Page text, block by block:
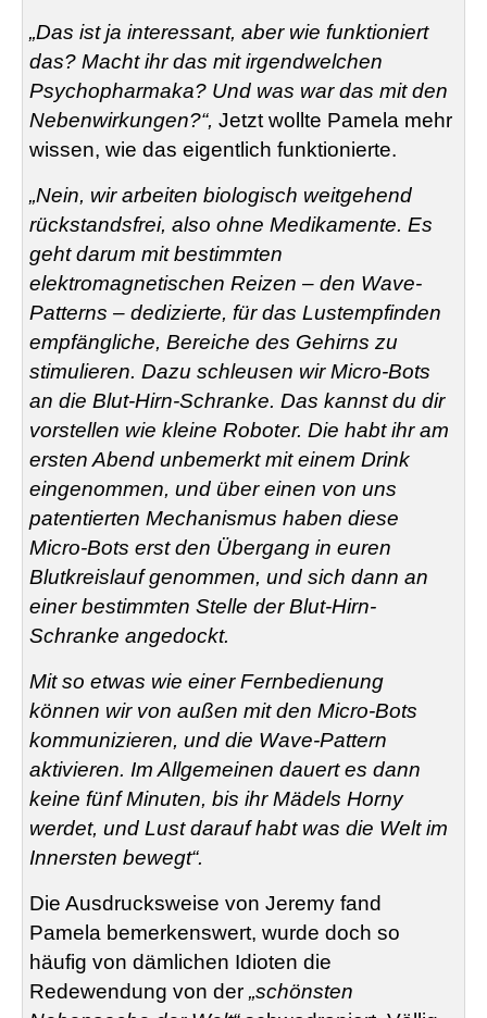
„Das ist ja interessant, aber wie funktioniert
das? Macht ihr das mit irgendwelchen
Psychopharmaka? Und was war das mit den
Nebenwirkungen?“, Jetzt wollte Pamela mehr
wissen, wie das eigentlich funktionierte.
„Nein, wir arbeiten biologisch weitgehend
rückstandsfrei, also ohne Medikamente. Es
geht darum mit bestimmten
elektromagnetischen Reizen – den Wave-
Patterns – dedizierte, für das Lustempfinden
empfängliche, Bereiche des Gehirns zu
stimulieren. Dazu schleusen wir Micro-Bots
an die Blut-Hirn-Schranke. Das kannst du dir
vorstellen wie kleine Roboter. Die habt ihr am
ersten Abend unbemerkt mit einem Drink
eingenommen, und über einen von uns
patentierten Mechanismus haben diese
Micro-Bots erst den Übergang in euren
Blutkreislauf genommen, und sich dann an
einer bestimmten Stelle der Blut-Hirn-
Schranke angedockt.
Mit so etwas wie einer Fernbedienung
können wir von außen mit den Micro-Bots
kommunizieren, und die Wave-Pattern
aktivieren. Im Allgemeinen dauert es dann
keine fünf Minuten, bis ihr Mädels Horny
werdet, und Lust darauf habt was die Welt im
Innersten bewegt“.
Die Ausdrucksweise von Jeremy fand
Pamela bemerkenswert, wurde doch so
häufig von dämlichen Idioten die
Redewendung von der „schönsten